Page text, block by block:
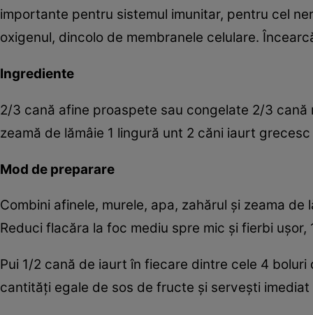
importante pentru sistemul imunitar, pentru cel
oxigenul, dincolo de membranele celulare.
Ingrediente
2/3 cană afine proaspete sau congelate 2/3
zeamă de lămâie 1 lingură unt 2 căni iaurt
Mod de preparare
Combini afinele, murele, apa, zahărul şi zeama
Reduci flacăra la foc mediu spre mic şi fierbi
Pui 1/2 cană de iaurt în fiecare dintre cele 4
cantităţi egale de sos de fructe şi serveşti